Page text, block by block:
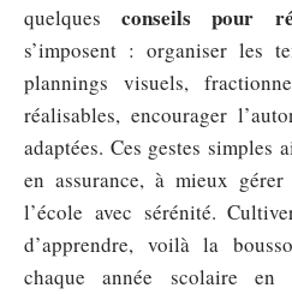
quelquesconseils pour
s’imposent : organiser les
plannings visuels,
réalisables, encourager
adaptées. Ces gestes simples
en assurance, à mieux
l’école avec sérénité.
d’apprendre, voilà la
chaque année scolaire en